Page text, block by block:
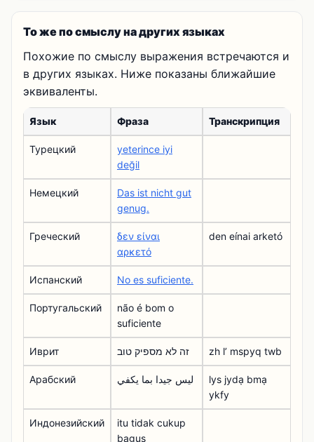
То же по смыслу на других языках
Похожие по смыслу выражения встречаются и
в других языках. Ниже показаны ближайшие
эквиваленты.
Язык Фраза Транскрипция
Турецкий
yeterince iyi
değil
Немецкий
Das ist nicht gut
genug.
Греческий
δεν είναι
αρκετό
den eínai arketó
Испанский No es suficiente.
Португальский
não é bom o
suficiente
Иврит זה לא מספיק טוב zh lʼ mspyq twb
Арабский ليس جيدا بما يكفي
lys jydạ bmạ
ykfy
Индонезийский
itu tidak cukup
bagus